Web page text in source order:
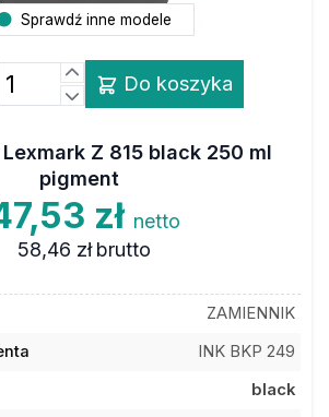
Sprawdź inne modele
Do koszyka
Z 815 black 250 ml
pigment
zł netto
58,46 zł brutto
ZAMIENNIK
INK BKP 249
black